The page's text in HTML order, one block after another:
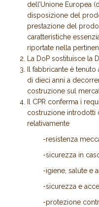
dell’Unione Europea
disposizione del
prestazione del
caratteristiche
riportate nella
La DoP sostituisce la
Il fabbricante è
di dieci anni a
costruzione sul
Il CPR conferma i
costruzione introdotti
relativamente
-resistenza
-sicurezza in caso
-igiene, salute e
-sicurezza e
-protezione contro